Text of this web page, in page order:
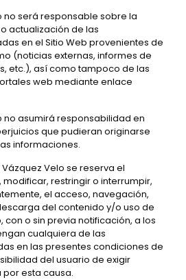
no será responsable sobre la
actualización de las
en el Sitio Web provenientes de
(noticias externas, informes de
etc.), así como tampoco de las
web mediante enlace
no asumirá responsabilidad en
que pudieran originarse
informaciones.
Velo se reserva el
restringir o interrumpir,
el acceso, navegación,
del contenido y/o uso de
con o sin previa notificación, a los
cualquiera de las
en las presentes condiciones de
del usuario de exigir
esta causa.